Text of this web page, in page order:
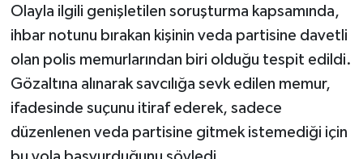
Olayla ilgili genişletilen soruşturma kapsamında,
ihbar notunu bırakan kişinin veda partisine davetli
olan polis memurlarından biri olduğu tespit edildi.
Gözaltına alınarak savcılığa sevk edilen memur,
ifadesinde suçunu itiraf ederek, sadece
düzenlenen veda partisine gitmek istemediği için